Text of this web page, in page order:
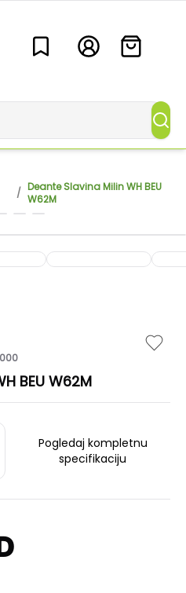
/ Deante Slavina Milin WH BEU
W62M
BEU W62M
Pogledaj kompletnu
specifikaciju